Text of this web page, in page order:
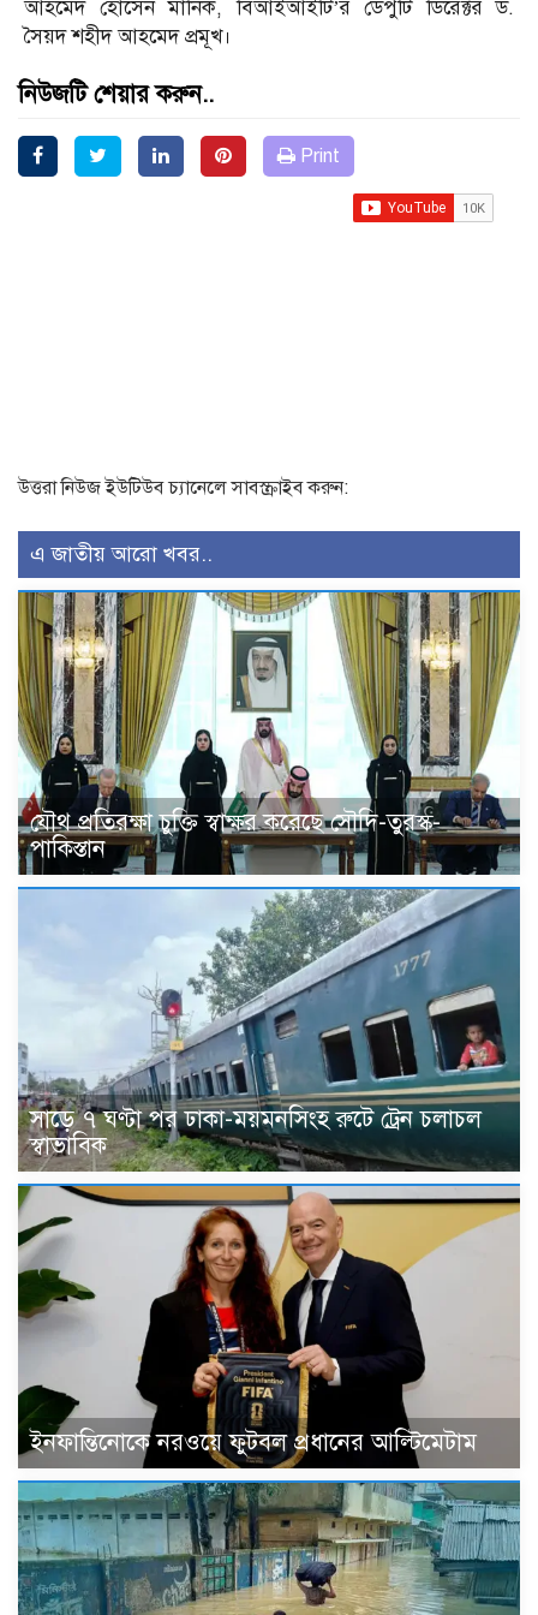
আহমেদ হোসেন মানিক, বিআইআইটি’র ডেপুটি ডিরেক্টর ড.
সৈয়দ শহীদ আহমেদ প্রমূখ।
নিউজটি শেয়ার করুন..
Print
উত্তরা নিউজ ইউটিউব চ্যানেলে সাবস্ক্রাইব করুন:
এ জাতীয় আরো খবর..
যৌথ প্রতিরক্ষা চুক্তি স্বাক্ষর করেছে সৌদি-তুরস্ক-
পাকিস্তান
সাড়ে ৭ ঘণ্টা পর ঢাকা-ময়মনসিংহ রুটে ট্রেন চলাচল
স্বাভাবিক
ইনফান্তিনোকে নরওয়ে ফুটবল প্রধানের আল্টিমেটাম